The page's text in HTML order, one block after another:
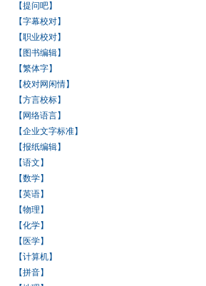
【提问吧】
【字幕校对】
【职业校对】
【图书编辑】
【繁体字】
【校对网闲情】
【方言校标】
【网络语言】
【企业文字标准】
【报纸编辑】
【语文】
【数学】
【英语】
【物理】
【化学】
【医学】
【计算机】
【拼音】